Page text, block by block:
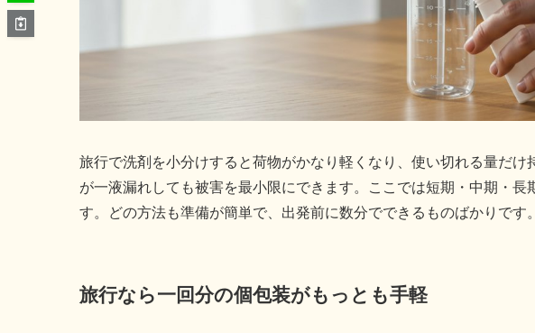
旅行で洗剤を小分けすると荷物がかなり軽くなり、使い切れる量だ
が一液漏れしても被害を最小限にできます。ここでは短期・中期・長
す。どの方法も準備が簡単で、出発前に数分でできるものばかりです。
旅行なら一回分の個包装がもっとも手軽